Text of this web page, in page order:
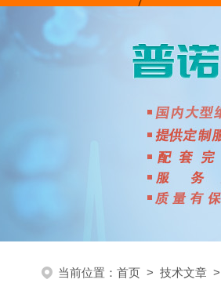
当前位置： 首页 > 技术文章 >